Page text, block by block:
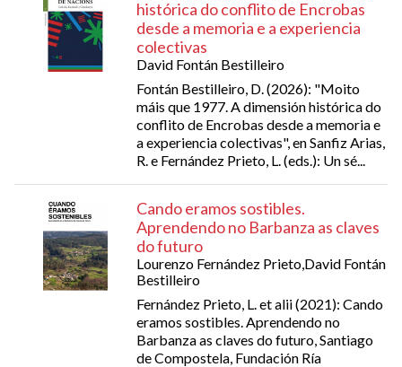
histórica do conflito de Encrobas
desde a memoria e a experiencia
colectivas
David Fontán Bestilleiro
Fontán Bestilleiro, D. (2026): "Moito
máis que 1977. A dimensión histórica do
conflito de Encrobas desde a memoria e
a experiencia colectivas", en Sanfiz Arias,
R. e Fernández Prieto, L. (eds.): Un sé...
Cando eramos sostibles.
Aprendendo no Barbanza as claves
do futuro
Lourenzo Fernández Prieto,David Fontán
Bestilleiro
Fernández Prieto, L. et alii (2021): Cando
eramos sostibles. Aprendendo no
Barbanza as claves do futuro, Santiago
de Compostela, Fundación Ría